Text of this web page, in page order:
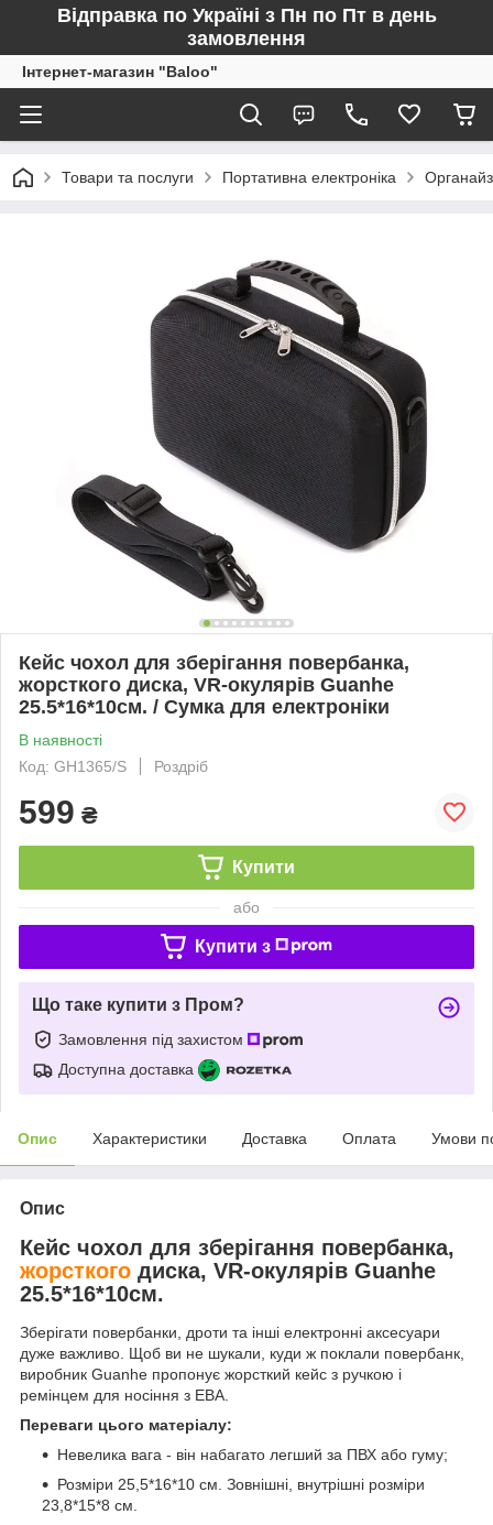
Відправка по Україні з Пн по Пт в день
замовлення
Інтернет-магазин "Baloo"
Товари та послуги Портативна електроніка
Кейс чохол для зберігання повербанка,
жорсткого диска, VR-окулярів Guanhe
25.5*16*10см. / Сумка для електроніки
В наявності
Код: GH1365/S
Роздріб
599 ₴
Купити
або
Купити з
Що таке купити з Пром?
Замовлення під захистом
Доступна доставка
Опис Характеристики Доставка Оплата Умови
Опис
Кейс чохол для зберігання повербанка,
жорсткого диска, VR-окулярів Guanhe
25.5*16*10см.
Зберігати повербанки, дроти та інші електронні аксесуари
дуже важливо. Щоб ви не шукали, куди ж поклали повербанк,
виробник Guanhe пропонує жорсткий кейс з ручкою і
ремінцем для носіння з ЕВА.
Переваги цього матеріалу:
Невелика вага - він набагато легший за ПВХ або гуму;
Розміри 25,5*16*10 см. Зовнішні, внутрішні розміри
23,8*15*8 см.